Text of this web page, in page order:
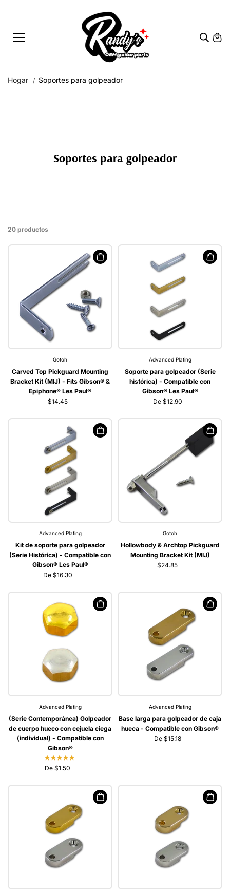
Hogar Soportes para golpeador
Soportes para golpeador
20 productos
Gotoh
Carved Top Pickguard Mounting
Bracket Kit (MIJ) - Fits Gibson® &
Epiphone® Les Paul®
$14.45
Advanced Plating
Soporte para golpeador (Serie
histórica) - Compatible con
Gibson® Les Paul®
De $12.90
Advanced Plating
Kit de soporte para golpeador
(Serie Histórica) - Compatible con
Gibson® Les Paul®
De $16.30
Gotoh
Hollowbody & Archtop Pickguard
Mounting Bracket Kit (MIJ)
$24.85
Advanced Plating
(Serie Contemporánea) Golpeador
de cuerpo hueco con cejuela ciega
(individual) - Compatible con
Gibson®
De $1.50
Advanced Plating
Base larga para golpeador de caja
hueca - Compatible con Gibson®
De $15.18